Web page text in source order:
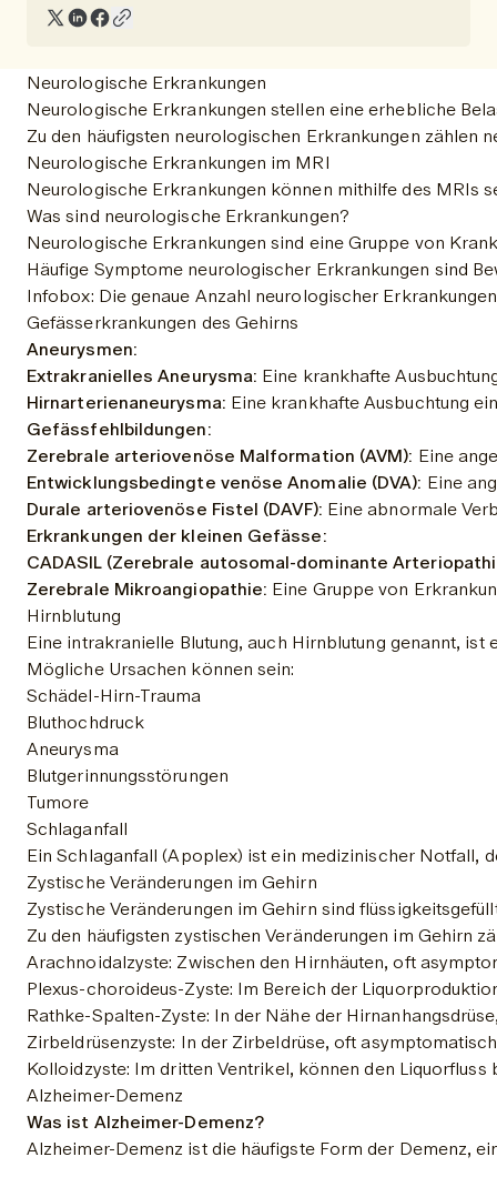
Neurologische Erkrankungen
Neurologische Erkrankungen stellen eine erhebliche
Zu den häufigsten neurologischen Erkrankungen zählen
Neurologische Erkrankungen im MRI
Neurologische Erkrankungen können mithilfe des MRIs
Was sind neurologische Erkrankungen?
Neurologische Erkrankungen sind eine Gruppe von
Häufige Symptome neurologischer Erkrankungen sind
Infobox: Die genaue Anzahl neurologischer
Gefässerkrankungen des Gehirns
Aneurysmen:
Extrakranielles Aneurysma: Eine krankhafte
Hirnarterienaneurysma: Eine krankhafte Ausbuchtung
Gefässfehlbildungen:
Zerebrale arteriovenöse Malformation (AVM): Eine
Entwicklungsbedingte venöse Anomalie (DVA): Eine
Durale arteriovenöse Fistel (DAVF): Eine abnormale
Erkrankungen der kleinen Gefässe:
CADASIL (Zerebrale autosomal-dominante
Zerebrale Mikroangiopathie: Eine Gruppe von
Hirnblutung
Eine intrakranielle Blutung, auch Hirnblutung genannt,
Mögliche Ursachen können sein:
Schädel-Hirn-Trauma
Bluthochdruck
Aneurysma
Blutgerinnungsstörungen
Tumore
Schlaganfall
Ein Schlaganfall (Apoplex) ist ein medizinischer Notfall,
Zystische Veränderungen im Gehirn
Zystische Veränderungen im Gehirn sind
Zu den häufigsten zystischen Veränderungen im Gehirn
Arachnoidalzyste: Zwischen den Hirnhäuten, oft
Plexus-choroideus-Zyste: Im Bereich der
Rathke-Spalten-Zyste: In der Nähe der
Zirbeldrüsenzyste: In der Zirbeldrüse, oft
Kolloidzyste: Im dritten Ventrikel, können den
Alzheimer-Demenz
Was ist Alzheimer-Demenz?